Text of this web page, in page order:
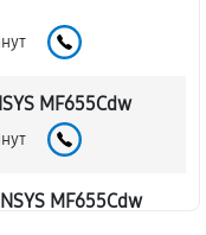
MF655Cdw
MF655Cdw